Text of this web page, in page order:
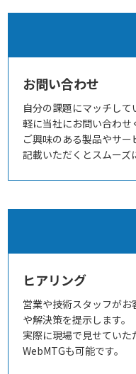
お問い合わせ
自分の課題にマッチし
軽に当社にお問い合わせ
ご興味のある製品やサ
記載いただくとスムーズ
ヒアリング
営業や技術スタッフが
や解決策を提示します。
実際に現場で見せていた
WebMTGも可能です。